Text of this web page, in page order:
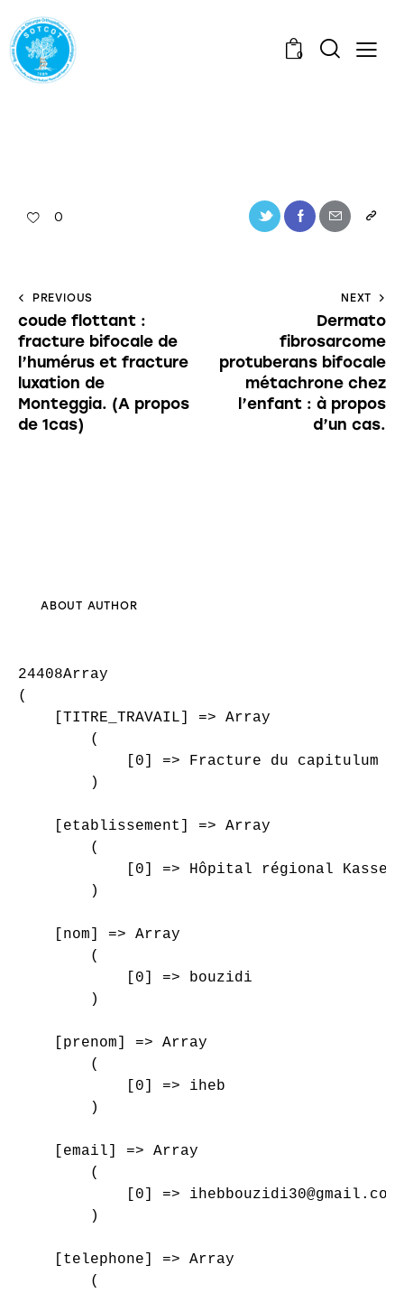
0
0
PREVIOUS
coude flottant :
fracture bifocale de
l’humérus et fracture
luxation de
Monteggia. (A propos
de 1cas)
NEXT
Dermato
fibrosarcome
protuberans bifocale
métachrone chez
l’enfant : à propos
d’un cas.
ABOUT AUTHOR
24408Array
(
    [TITRE_TRAVAIL] => Array
        (
[0] => Fracture du capitulum
        )
    [etablissement] => Array
        (
[0] => Hôpital régional
        )
    [nom] => Array
        (
            [0] => bouzidi
        )
    [prenom] => Array
        (
            [0] => iheb
        )
    [email] => Array
        (
            [0] => ihebbouzidi30@gmail.com
        )
    [telephone] => Array
        (